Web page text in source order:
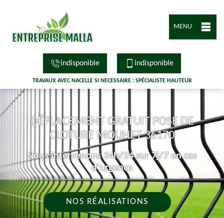
MENU
indisponible indisponible
TRAVAUX AVEC NACELLE SI NECESSAIRE : SPÉCIALISTE HAUTEUR
DÉPLACEMENT GRATUIT POSE DE
CLOTURE MOUHET 36170
Nous intervenons 24h/24 sur 7j/7 en cas
d'urgence
NOS RÉALISATIONS